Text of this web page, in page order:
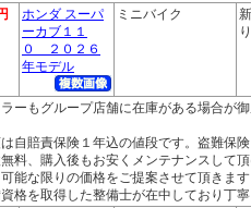
ホンダ スーパ
ーカブ１１
０ ２０２６
年モデル
ミニバイク
ーもグループ店舗に在庫がある場合が
自賠責保険１年込の値段です。盗難保
料、購入後もお安くメンテナンスして
能な限りの価格をご提案させて頂きま
格を取得した整備士が在中しており丁